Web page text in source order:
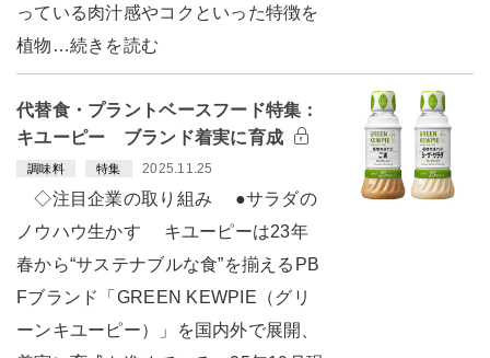
っている肉汁感やコクといった特徴を
植物…続きを読む
代替食・プラントベースフード特集：
キユーピー ブランド着実に育成
調味料 特集 2025.11.25
◇注目企業の取り組み ●サラダの
ノウハウ生かす キユーピーは23年
春から“サステナブルな食”を揃えるPB
Fブランド「GREEN KEWPIE（グリ
ーンキユーピー）」を国内外で展開、